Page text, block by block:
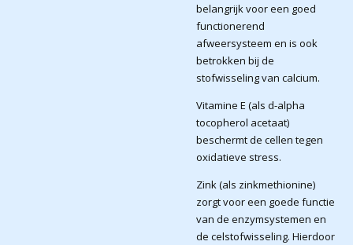
belangrijk voor een goed
functionerend
afweersysteem en is ook
betrokken bij de
stofwisseling van calcium.
Vitamine E (als d-alpha
tocopherol acetaat)
beschermt de cellen tegen
oxidatieve stress.
Zink (als zinkmethionine)
zorgt voor een goede functie
van de enzymsystemen en
de celstofwisseling. Hierdoor